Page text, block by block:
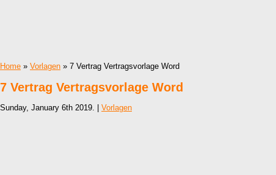
Home » Vorlagen » 7 Vertrag Vertragsvorlage Word
7 Vertrag Vertragsvorlage Word
Sunday, January 6th 2019. | Vorlagen